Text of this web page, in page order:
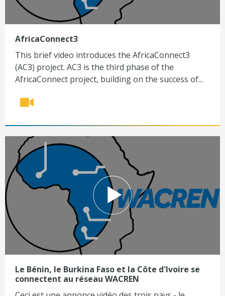
AfricaConnect3
This brief video introduces the AfricaConnect3
(AC3) project. AC3 is the third phase of the
AfricaConnect project, building on the success of...
Le Bénin, le Burkina Faso et la Côte d'Ivoire se
connectent au réseau WACREN